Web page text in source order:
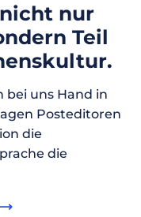
nur
Teil
bei uns Hand in
Posteditoren
die
die